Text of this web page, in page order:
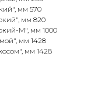
мм 570
мм 820
М", мм 1000
мм 1428
мм 1428